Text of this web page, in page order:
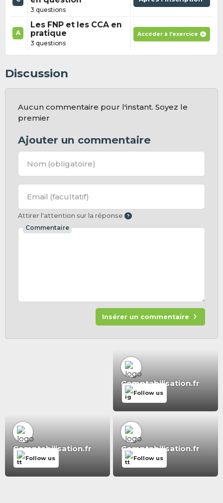
3 questions
A
Les FNP et les CCA en
pratique
3 questions
Accéder à l'exercice
Discussion
Aucun commentaire pour l'instant. Soyez le
premier
Ajouter un commentaire
Nom (obligatoire)
Email (facultatif)
Attirer l'attention sur la réponse
Commentaire
Insérer un commentaire
Comptabilisation.fr
Follow us
Comptabilisation.fr
Follow us
Comptabilisation.fr
Follow us